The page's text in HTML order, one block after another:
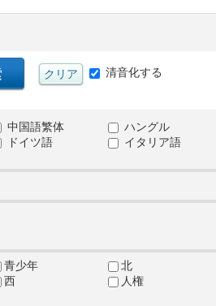
清音化する
中国語繁体 ハングル
ドイツ語 イタリア語
青少年 北
西 人権